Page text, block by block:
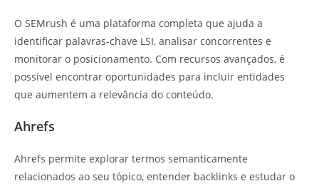
O SEMrush é uma plataforma completa que ajuda a
identificar palavras-chave LSI, analisar concorrentes e
monitorar o posicionamento. Com recursos avançados, é
possível encontrar oportunidades para incluir entidades
que aumentem a relevância do conteúdo.
Ahrefs
Ahrefs permite explorar termos semanticamente
relacionados ao seu tópico, entender backlinks e estudar o